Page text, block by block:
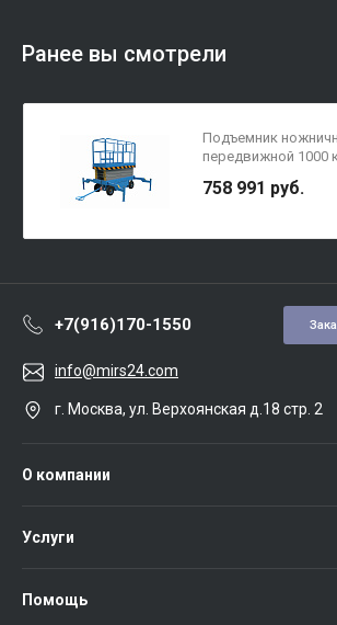
Ранее вы смотрели
Подъемник
передвижной 1000
SJY-1-10 DC
758 991 руб.
+7(916)170-1550
info@mirs24.com
г. Москва, ул. Верхоянская д.18 стр. 2
О компании
Услуги
Помощь